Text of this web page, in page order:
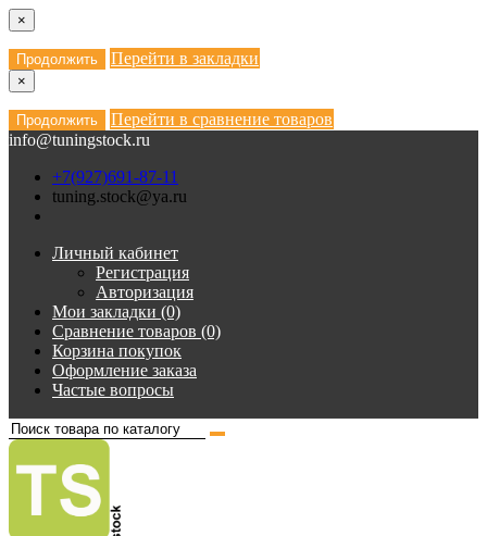
×
Продолжить Перейти в закладки
×
Продолжить
Перейти в сравнение товаров
info@tuningstock.ru
+7(927)691-87-11
tuning.stock@ya.ru
Личный кабинет
Регистрация
Авторизация
Мои закладки (0)
Сравнение товаров (0)
Корзина покупок
Оформление заказа
Частые вопросы